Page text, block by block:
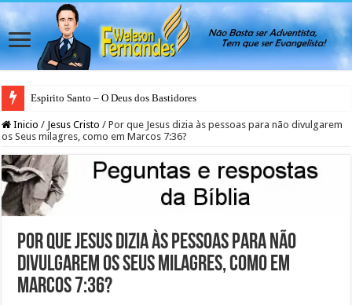
Espirito Santo – O Deus dos Bastidores
Inicio / Jesus Cristo / Por que Jesus dizia às pessoas para não divulgarem
os Seus milagres, como em Marcos 7:36?
Por que Jesus dizia às pessoas para não
divulgarem os Seus milagres, como em
Marcos 7:36?